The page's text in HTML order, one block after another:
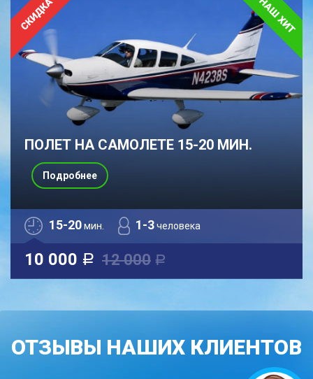
ПОЛЕТ НА САМОЛЕТЕ 15-20 МИН.
15-20мин. 1-3человека
10 000 a 12 000 a
Подробнее
ОТЗЫВЫ НАШИХ КЛИЕНТОВ